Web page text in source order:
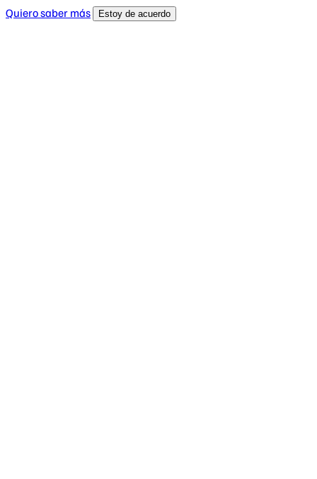
Quiero saber más
Estoy de acuerdo